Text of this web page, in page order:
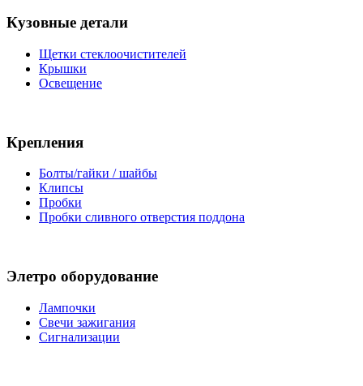
Кузовные детали
Щетки стеклоочистителей
Крышки
Освещение
Крепления
Болты/гайки / шайбы
Клипсы
Пробки
Пробки сливного отверстия поддона
Элетро оборудование
Лампочки
Свечи зажигания
Сигнализации